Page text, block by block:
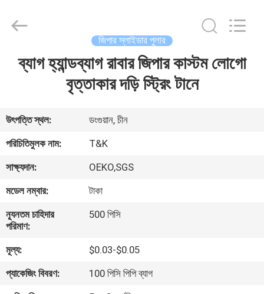
বাড়ি
আমাদের
সম্পর্কে
কারখানা
ভ্রমণ
মান
নিয়ন্ত্রণ
Accessories
Co.,Ltd.
জিপার স্লাইডার পুলার
ব্যাগ হ্যান্ডব্যাগ রাবার জিপার কাস্টম লোগো
বৃত্তাকার দড়ি স্ট্রিং টানে
উৎপত্তি স্থল:
ডংগুয়ান, চীন
পরিচিতিমুলক নাম:
T&K
সাক্ষ্যদান:
OEKO,SGS
মডেল নম্বার:
টাকা
ন্যূনতম চাহিদার
পরিমাণ:
500 পিসি
মূল্য:
$0.03-$0.05
প্যাকেজিং বিবরণ:
100 পিসি পিপি ব্যাগ